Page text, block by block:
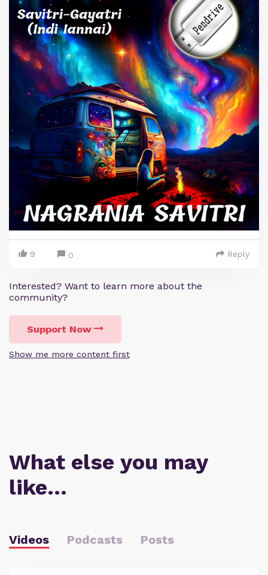
9 0 Reply
Interested? Want to learn more about the
community?
Support Now
Show me more content first
What else you may
like…
Videos Podcasts Posts